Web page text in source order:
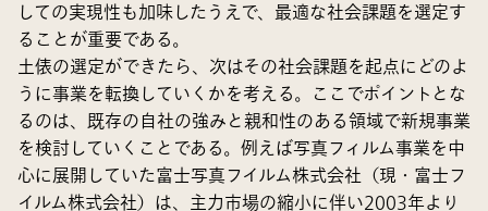
しての実現性も加味したうえで、最適な社会課題を選定す
ることが重要である。
土俵の選定ができたら、次はその社会課題を起点にどのよ
うに事業を転換していくかを考える。ここでポイントとな
るのは、既存の自社の強みと親和性のある領域で新規事業
を検討していくことである。例えば写真フィルム事業を中
心に展開していた富士写真フイルム株式会社（現・富士フ
イルム株式会社）は、主力市場の縮小に伴い2003年より